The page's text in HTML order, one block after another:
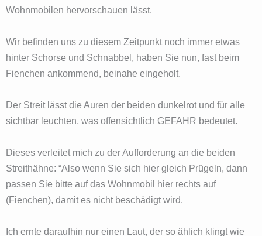
Wohnmobilen hervorschauen lässt.
Wir befinden uns zu diesem Zeitpunkt noch immer etwas
hinter Schorse und Schnabbel, haben Sie nun, fast beim
Fienchen ankommend, beinahe eingeholt.
Der Streit lässt die Auren der beiden dunkelrot und für alle
sichtbar leuchten, was offensichtlich GEFAHR bedeutet.
Dieses verleitet mich zu der Aufforderung an die beiden
Streithähne: “Also wenn Sie sich hier gleich Prügeln, dann
passen Sie bitte auf das Wohnmobil hier rechts auf
(Fienchen), damit es nicht beschädigt wird.
Ich ernte daraufhin nur einen Laut, der so ählich klingt wie